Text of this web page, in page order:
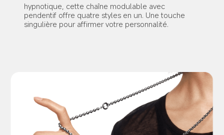
hypnotique, cette chaîne modulable avec
pendentif offre quatre styles en un. Une touche
singulière pour affirmer votre personnalité.